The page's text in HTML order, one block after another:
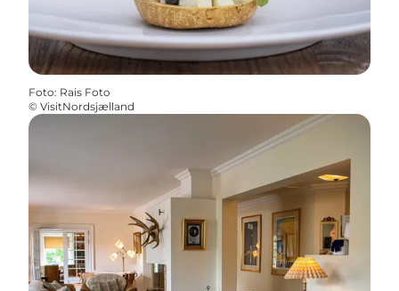
Foto: Rais Foto
© VisitNordsjælland